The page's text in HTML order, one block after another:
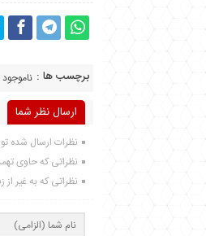
برچسب ها : ناموجود
ارسال نظر شما
نظرات ارسال شده
نظراتی که حاوی
نظراتی که به غیر